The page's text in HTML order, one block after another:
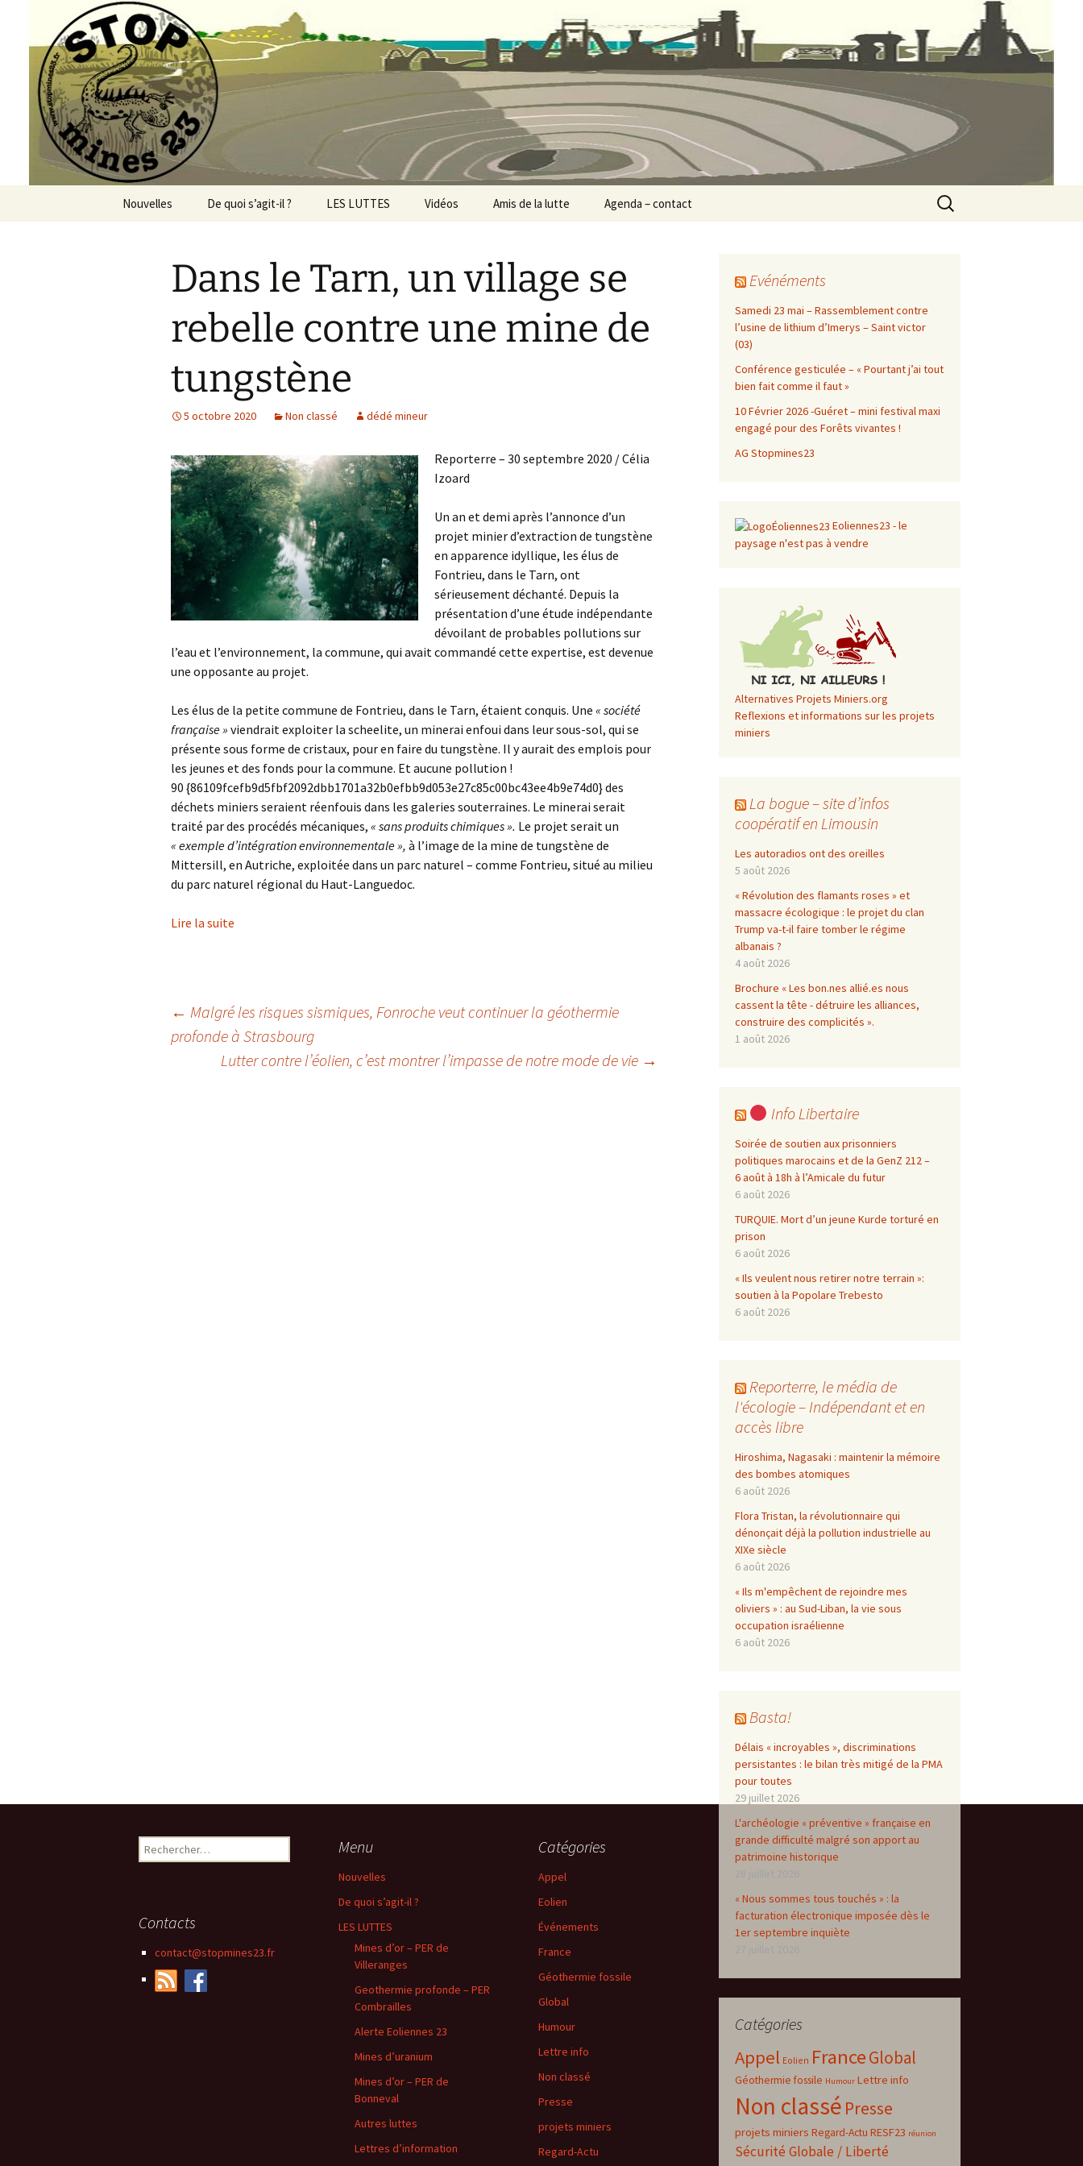
contenu
Le site du Collectif Stop Mines 23
Nouvelles De quoi s’agit-il ? LES LUTTES
Geothermie profonde –
PER Combrailles
Alerte Eoliennes 23
Mines d’uranium
Mines d’or – PER de
Bonneval
Autres luttes
Lettres d’information
Vidéos Amis de la lutte Agenda – contact
Rechercher :
Dans le Tarn, un village se
rebelle contre une mine de
tungstène
5 octobre 2020 Non classé dédé mineur
Reporterre – 30 septembre 2020 / Célia
Izoard
Un an et demi après l’annonce d’un
projet minier d’extraction de tungstène
en apparence idyllique, les élus de
Fontrieu, dans le Tarn, ont
sérieusement déchanté. Depuis la
présentation d’une étude indépendante
dévoilant de probables pollutions sur
l’eau et l’environnement, la commune, qui avait commandé cette expertise, est devenue
une opposante au projet.
Les élus de la petite commune de Fontrieu, dans le Tarn, étaient conquis. Une « société
française » viendrait exploiter la scheelite, un minerai enfoui dans leur sous-sol, qui se
présente sous forme de cristaux, pour en faire du tungstène. Il y aurait des emplois pour
les jeunes et des fonds pour la commune. Et aucune pollution !
90 {86109fcefb9d5fbf2092dbb1701a32b0efbb9d053e27c85c00bc43ee4b9e74d0} des
déchets miniers seraient réenfouis dans les galeries souterraines. Le minerai serait
traité par des procédés mécaniques, « sans produits chimiques ». Le projet serait un
« exemple d’intégration environnementale », à l’image de la mine de tungstène de
Mittersill, en Autriche, exploitée dans un parc naturel – comme Fontrieu, situé au milieu
du parc naturel régional du Haut-Languedoc.
Lire la suite
Navigation
← Malgré les risques sismiques, Fonroche veut continuer la géothermie
profonde à Strasbourg
Lutter contre l’éolien, c’est montrer l’impasse de notre mode de vie →
Evénéments
Samedi 23 mai – Rassemblement contre
l’usine de lithium d’Imerys – Saint victor
(03)
Conférence gesticulée – « Pourtant j’ai tout
bien fait comme il faut »
10 Février 2026 -Guéret – mini festival maxi
engagé pour des Forêts vivantes !
AG Stopmines23
Eoliennes23 - le
paysage n'est pas à vendre
Alternatives Projets Miniers.org
Reflexions et informations sur les projets
miniers
La bogue – site d’infos
coopératif en Limousin
Les autoradios ont des oreilles
5 août 2026
« Révolution des flamants roses » et
massacre écologique : le projet du clan
Trump va-t-il faire tomber le régime
albanais ?
4 août 2026
Brochure « Les bon.nes allié.es nous
cassent la tête - détruire les alliances,
construire des complicités ».
1 août 2026
Info Libertaire
Soirée de soutien aux prisonniers
politiques marocains et de la GenZ 212 –
6 août à 18h à l’Amicale du futur
6 août 2026
TURQUIE. Mort d’un jeune Kurde torturé en
prison
6 août 2026
« Ils veulent nous retirer notre terrain »:
soutien à la Popolare Trebesto
6 août 2026
Reporterre, le média de
l'écologie – Indépendant et en
accès libre
Hiroshima, Nagasaki : maintenir la mémoire
des bombes atomiques
6 août 2026
Flora Tristan, la révolutionnaire qui
dénonçait déjà la pollution industrielle au
XIXe siècle
6 août 2026
« Ils m'empêchent de rejoindre mes
oliviers » : au Sud-Liban, la vie sous
occupation israélienne
6 août 2026
Basta!
Délais « incroyables », discriminations
persistantes : le bilan très mitigé de la PMA
pour toutes
29 juillet 2026
L'archéologie « préventive » française en
grande difficulté malgré son apport au
patrimoine historique
« Nous sommes tous touchés » : la
facturation électronique imposée dès le
1er septembre inquiète
Catégories
Appel Eolien FranceGlobal
Géothermie fossile Humour Lettre info
Non classé Presse
projets miniers Regard-Actu RESF23 réunion
Sécurité Globale / Liberté
Rechercher : Menu
Nouvelles
De quoi s’agit-il ?
LES LUTTES
Mines d’or – PER de
Villeranges
Geothermie profonde – PER
Combrailles
Alerte Eoliennes 23
Mines d’uranium
Mines d’or – PER de
Bonneval
Autres luttes
Lettres d’information
Catégories
Appel
Eolien
Événements
France
Géothermie fossile
Global
Humour
Lettre info
Non classé
Presse
projets miniers
Regard-Actu
Contacts
contact@stopmines23.fr